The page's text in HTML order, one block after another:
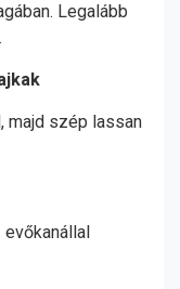
Legalább
majd szép lassan